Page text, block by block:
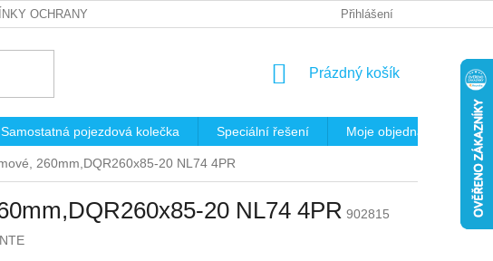
OCHRANY OSOBNÍCH ÚDAJŮ KRITÉRIA PRO
Přihlášení
NÁKUPNÍ
Prázdný košík
Samostatná pojezdová kolečka Speciální řešení Moje objednávka
260mm,DQR260x85-20 NL74 4PR
20 NL74 4PR 902815